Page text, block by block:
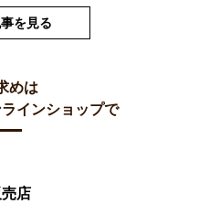
を見る
めは
インショップで
店